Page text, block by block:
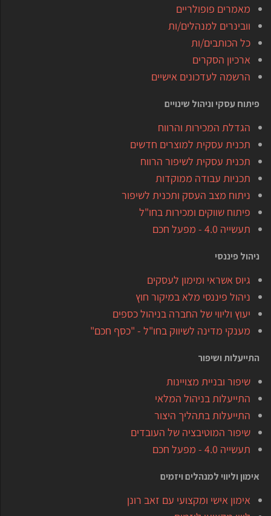
מאמרים פופולריים
וובינרים למנהלים/ות
כל הכותבים/ות
ארכיון הסקרים
הרשמה לעדכונים אישיים
פיתוח עסקי וניהול שינויים
הגדלת המכירות והרווח
תכנית עסקית למוצרים חדשים
תכנית עסקית לשיפור הרווח
תכניות עבודה ממוקדות
ניתוח מצב העסק ותכנית לשיפור
פיתוח שווקים ומכירות בחו"ל
תעשייה 4.0 - מפעל חכם
ניהול פיננסי
גיוס אשראי ומימון לעסקים
ניהול פיננסי מלא במיקור חוץ
יעוץ וליווי של החברה בניהול כספים
מענקי מדינה לשיווק בחו"ל - "כסף חכם"
התייעלות ושיפור
שיפור ובניית מצויינות
התייעלות בניהול המלאי
התייעלות בתהליך היצור
שיפור המוטיבציה של העובדים
תעשייה 4.0 - מפעל חכם
אימון וליווי למנהלים ויזמים
אימון אישי ומקצועי עם זאב רונן